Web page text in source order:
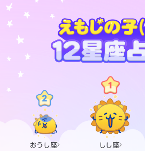
おうし座 しし座